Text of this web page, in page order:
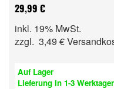
29,99 €
inkl. 19% MwSt.
zzgl. 3,49 €
Auf Lager
Lieferung in 1-3